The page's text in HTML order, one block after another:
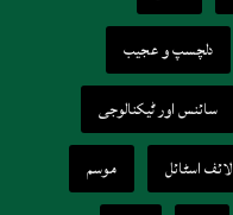
دلچسپ و عجیب
سائنس اور ٹیکنالوجی
لائف اسٹائل
موسم